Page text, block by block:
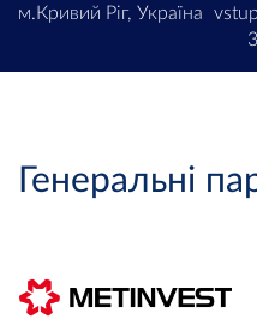
м.Кривий Ріг, Україна
Генеральні